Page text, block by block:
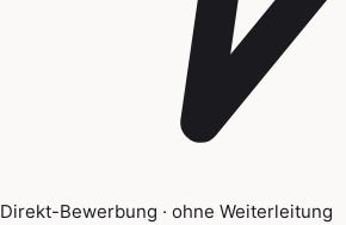
Direkt-Bewerbung · ohne Weiterleitung